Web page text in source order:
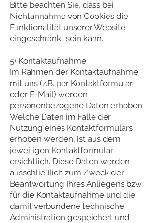
Bitte beachten Sie, dass bei
Nichtannahme von Cookies die
Funktionalität unserer Website
eingeschränkt sein kann.
5) Kontaktaufnahme
Im Rahmen der Kontaktaufnahme
mit uns (z.B. per Kontaktformular
oder E-Mail) werden
personenbezogene Daten erhoben.
Welche Daten im Falle der
Nutzung eines Kontaktformulars
erhoben werden, ist aus dem
jeweiligen Kontaktformular
ersichtlich. Diese Daten werden
ausschließlich zum Zweck der
Beantwortung Ihres Anliegens bzw.
für die Kontaktaufnahme und die
damit verbundene technische
Administration gespeichert und